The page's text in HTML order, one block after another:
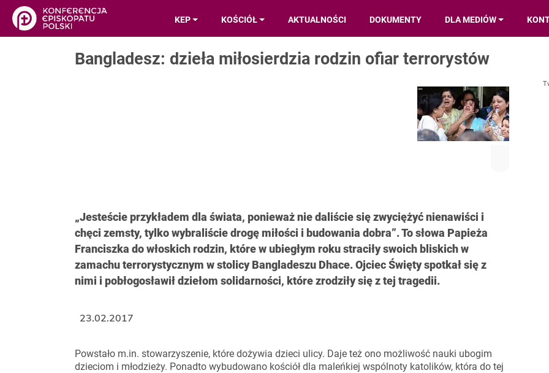
KEP KOŚCIÓŁ AKTUALNOŚCI DOKUMENTY DLA MEDIÓW
Bangladesz: dzieła miłosierdzia rodzin ofiar terrorystów
„Jesteście przykładem dla świata, ponieważ nie daliście się zwyciężyć nienawiści i
chęci zemsty, tylko wybraliście drogę miłości i budowania dobra”. To słowa Papieża
Franciszka do włoskich rodzin, które w ubiegłym roku straciły swoich bliskich w
zamachu terrorystycznym w stolicy Bangladeszu Dhace. Ojciec Święty spotkał się z
nimi i pobłogosławił dziełom solidarności, które zrodziły się z tej tragedii.
Powstało m.in. stowarzyszenie, które dożywia dzieci ulicy. Daje też ono możliwość nauki ubogim
dzieciom i młodzieży. Ponadto wybudowano kościół dla maleńkiej wspólnoty katolików, która do tej
23.02.2017